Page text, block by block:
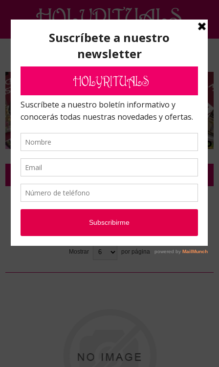
CURSOS BONIFICADOS
Inicio / Cursos bonificados
Mostrar por página